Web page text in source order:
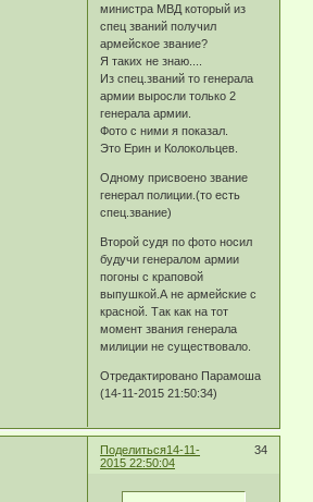
министра МВД который из
спец званий получил
армейское звание?
Я таких не знаю....
Из спец.званий то генерала
армии выросли только 2
генерала армии.
Фото с ними я показал.
Это Ерин и Колокольцев.
Одному присвоено звание
генерал полиции.(то есть
спец.звание)
Второй судя по фото носил
будучи генералом армии
погоны с краповой
выпушкой.А не армейские с
красной. Так как на тот
момент звания генерала
милиции не существовало.
Отредактировано Парамоша
(14-11-2015 21:50:34)
Поделиться 34
14-11-
2015 22:50:04